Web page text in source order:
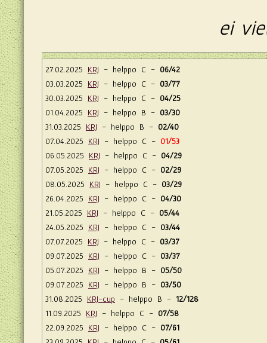
ei
27.02.2025 KRJ - helppo C - 06/42
03.03.2025 KRJ - helppo C - 03/77
30.03.2025 KRJ - helppo C - 04/25
01.04.2025 KRJ - helppo B - 03/30
31.03.2025 KRJ - helppo B - 02/40
07.04.2025 KRJ - helppo C - 01/53
06.05.2025 KRJ - helppo C - 04/29
07.05.2025 KRJ - helppo C - 02/29
08.05.2025 KRJ - helppo C - 03/29
26.04.2025 KRJ - helppo C - 04/30
21.05.2025 KRJ - helppo C - 05/44
24.05.2025 KRJ - helppo C - 03/44
07.07.2025 KRJ - helppo C - 03/37
09.07.2025 KRJ - helppo C - 03/37
05.07.2025 KRJ - helppo B - 05/50
09.07.2025 KRJ - helppo B - 03/50
31.08.2025 KRJ-cup - helppo B - 12/128
11.09.2025 KRJ - helppo C - 07/58
22.09.2025 KRJ - helppo C - 07/61